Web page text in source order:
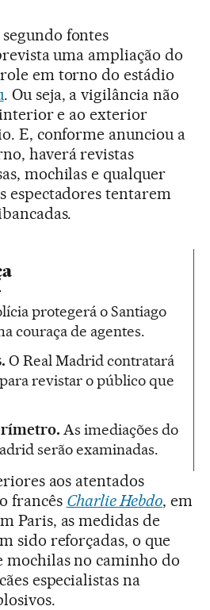
fontes
uma ampliação do
em torno do estádio
. Ou seja, a vigilância não
e ao exterior
E, conforme anunciou a
haverá revistas
mochilas e qualquer
espectadores tentarem
protegerá o Santiago
couraça de agentes.
O Real Madrid contratará
revistar o público que
As imediações do
serão examinadas.
aos atentados
francês Charlie Hebdo, em
Paris, as medidas de
sido reforçadas, o que
mochilas no caminho do
especialistas na